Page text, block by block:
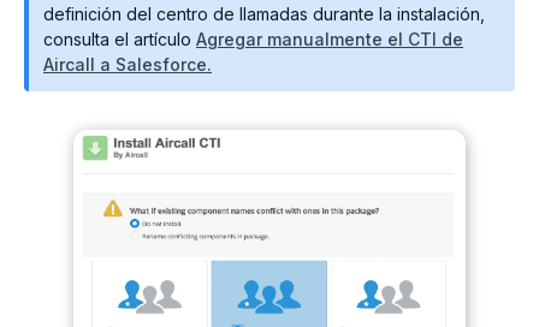
definición del centro de llamadas durante la instalación,
consulta el artículo Agregar manualmente el CTI de
Aircall a Salesforce.